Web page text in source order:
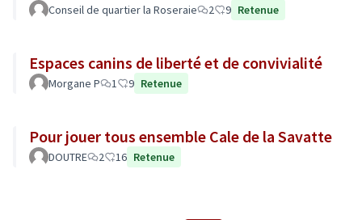
Conseil de quartier la Roseraie 2 9 Retenue
Espaces canins de liberté et de convivialité
Morgane P 1 9 Retenue
Pour jouer tous ensemble Cale de la Savatte
DOUTRE 2 16 Retenue